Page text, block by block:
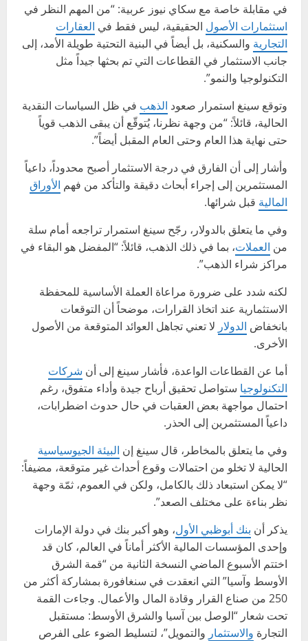
في مقابلة خاصة مع سكاي نيوز عربية: “من المهم النظر في
استثمارات الأصول الحقيقية، ليس فقط في العقارات
التجارية والسكنية، بل أيضاً في البنية التحتية طويلة الأمد، إلى
جانب الاستثمار في القطاعات التي تم بحثها جيداً مثل
التكنولوجيا والنمو”.
وتوقع سينغ استمرار صعود الذهب في ظل السياسات النقدية
الحالية، قائلاً: “من وجهة نظرنا، يُتوقّع أن يبقى الذهب قوياً
حتى نهاية هذا العام وحتى العام المقبل أيضاً”.
وأشار إلى أن الفارق في درجة الاستثمار أصبح محدوداً، داعياً
المستثمرين إلى إجراء أبحاث دقيقة والتأكد من فهم الأوراق
المالية قبل شرائها.
وفي ما يتعلق بالدولار، رجّح سينغ استمرار تراجعه أمام سلة
من العملات، بما في ذلك الذهب، قائلاً: “المفضل هو البقاء في
مراكز شراء الذهب”.
لكنه شدد على ضرورة مراعاة العملة الأساسية للمحفظة
الاستثمارية عند اتخاذ القرارات، موضحاً أن التوقعات
بانخفاض الدولار لا تعني تجاهل العوائد المتوقعة من الأصول
الأخرى.
أما عن القطاعات الواعدة، فأشار سينغ إلى أن شركات
التكنولوجيا ستواصل تحقيق أرباح جيدة وأداء متفوق، رغم
احتمال مواجهة بعض العقبات في حال حدوث اضطرابات،
داعياً المستثمرين إلى الحذر.
وفي ما يتعلق بالمخاطر، قال سينغ إن البيئة الجيوسياسية
الحالية لا تخلو من احتمالات وقوع أحداث غير متوقعة، مضيفاً:
“لا يمكن استبعاد ذلك بالكامل، ولكن في العموم، ثمّة وجهة
نظر بناءة على مختلف الصعد”.
يذكر أن بنك أبوظبي الأول، وهو أكبر بنك في دولة الإمارات
وإحدى المؤسسات المالية الأكثر أماناً في العالم، كان قد
اختتم الأسبوع الماضي النسخة الثانية من “قمة الشرق
الأوسط وآسيا” التي انعقدت في سنغافورة بمشاركة أكثر من
250 من صناع القرار وقادة المال والأعمال. وجاءت القمة
تحت شعار “الوصل بين آسيا والشرق الأوسط: مستقبل
التجارة والاستثمار والتمويل”، لتسليط الضوء على الفرص